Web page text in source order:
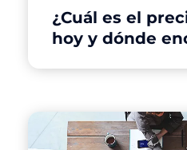
¿Cuál es el
hoy y dónde